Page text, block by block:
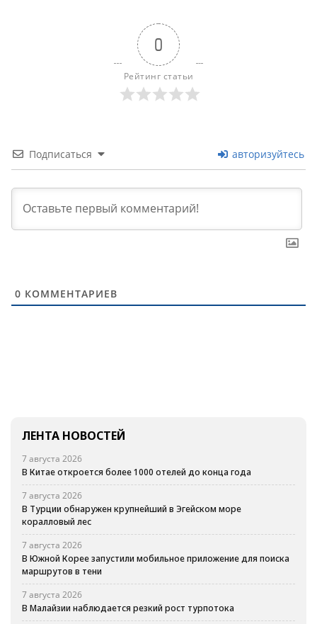
0
Рейтинг статьи
Подписаться авторизуйтесь
0 КОММЕНТАРИЕВ
ЛЕНТА НОВОСТЕЙ
7 августа 2026
В Китае откроется более 1000 отелей до конца года
7 августа 2026
В Турции обнаружен крупнейший в Эгейском море
коралловый лес
7 августа 2026
В Южной Корее запустили мобильное приложение для поиска
маршрутов в тени
7 августа 2026
В Малайзии наблюдается резкий рост турпотока